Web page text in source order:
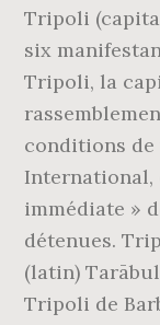
Tripoli
six
Tripoli, la
conditions de
International,
immédiate »
détenues.
(latin)
Tripoli de